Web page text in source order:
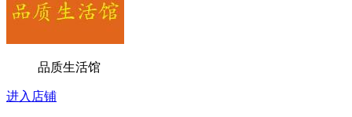
品质生活馆
进入店铺